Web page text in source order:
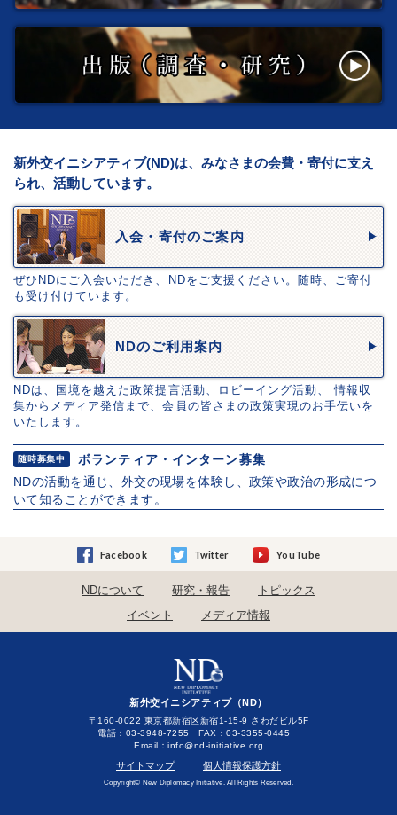
新外交イニシアティブ(ND)は、みなさまの会費・寄付に支え
られ、活動しています。
入会・寄付のご案内
ぜひNDにご入会いただき、NDをご支援ください。随時、ご寄付
も受け付けています。
NDのご利用案内
NDは、国境を越えた政策提言活動、ロビーイング活動、 情報収
集からメディア発信まで、会員の皆さまの政策実現のお手伝いを
いたします。
随時募集中
ボランティア・インターン募集
NDの活動を通じ、外交の現場を体験し、政策や政治の形成につ
いて知ることができます。
Facebook Twitter YouTube
NDについて 研究・報告
トピックス
イベント
メディア情報
新外交イニシアティブ（ND）
〒160-0022 東京都新宿区新宿1-15-9 さわだビル5F
電話：03-3948-7255 FAX：03-3355-0445
Email：
サイトマップ 個人情報保護方針
Copyright© New Diplomacy Initiative. All Rights Reserved.